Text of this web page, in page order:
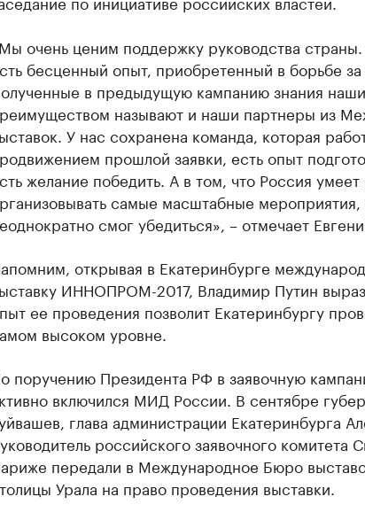
очень ценим поддержку руководства
бесценный опыт, приобретенный в борьбе
в предыдущую кампанию знания
называют и наши партнеры из
У нас сохранена команда, которая
прошлой заявки, есть опыт
желание победить. А в том, что Россия
самые масштабные
смог убедиться», – отмечает
открывая в Екатеринбурге
ИННОПРОМ-2017, Владимир Путин
ее проведения позволит Екатеринбургу
высоком уровне.
поручению Президента РФ в заявочную
включился МИД России. В сентябре
глава администрации Екатеринбурга
российского заявочного комитета
передали в Международное Бюро
Урала на право проведения выставки.